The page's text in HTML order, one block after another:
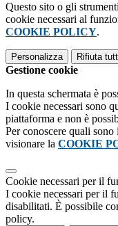
Questo sito o gli
cookie necessari al
COOKIE POLICY.
Personalizza Rifiuta
Gestione cookie
In questa schermata è
I cookie necessari sono
piattaforma e non è
Per conoscere quali
visionare la COOKIE
Cookie necessari per il
I cookie necessari per il
disabilitati. È possibile
policy.